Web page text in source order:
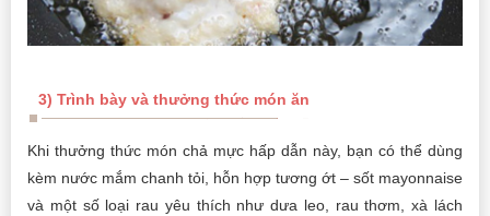
3) Trình bày và thưởng thức món ăn
Khi thưởng thức món chả mực hấp dẫn này, bạn có thể dùng
kèm nước mắm chanh tỏi, hỗn hợp tương ớt – sốt mayonnaise
và một số loại rau yêu thích như dưa leo, rau thơm, xà lách